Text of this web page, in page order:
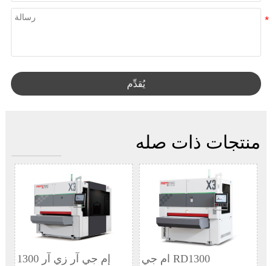
يُقدِّم
منتجات ذات صله
إم جي آر زي آر 1300 ام جي RD1300